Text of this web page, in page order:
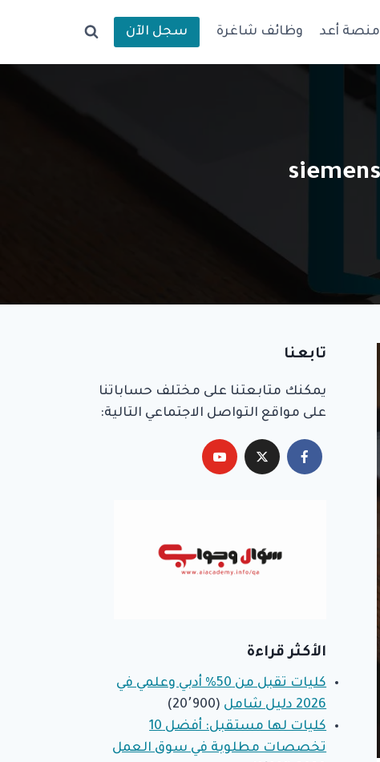
منصة أعد وظائف شاغرة سجل الآن
تابعنا
يمكنك متابعتنا على مختلف حساباتنا
على مواقع التواصل الاجتماعي التالية:
الأكثر قراءة
كليات تقبل من 50% أدبي وعلمي في
2026 دليل شامل
(20٬900)
كليات لها مستقبل: أفضل 10
تخصصات مطلوبة في سوق العمل